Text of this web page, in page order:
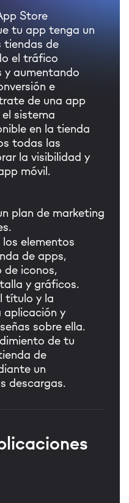
Store
tu app tenga un
tiendas de
el tráfico
y aumentando
e
de una app
sistema
en la tienda
todas las
la visibilidad y
móvil.
plan de marketing
elementos
de apps,
de iconos,
y gráficos.
título y la
aplicación y
sobre ella.
de tu
de
un
descargas.